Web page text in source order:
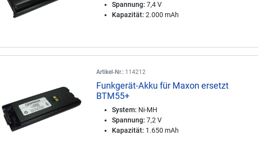
Spannung: 7,4 V
Kapazität: 2.000 mAh
Artikel-Nr.: 114212
Funkgerät-Akku für Maxon ersetzt
BTM55+
System: Ni-MH
Spannung: 7,2 V
Kapazität: 1.650 mAh